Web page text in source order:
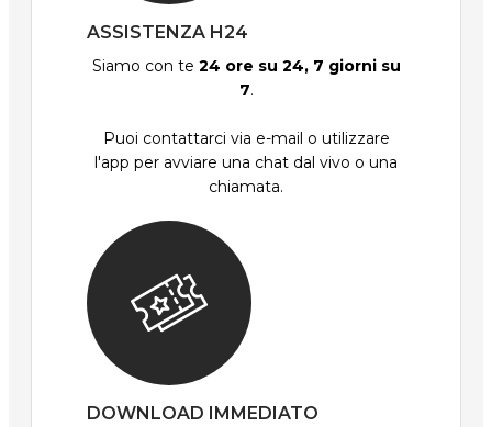
ASSISTENZA H24
Siamo con te 24 ore su 24, 7 giorni su
7.
Puoi contattarci via e-mail o utilizzare
l'app per avviare una chat dal vivo o una
chiamata.
DOWNLOAD IMMEDIATO